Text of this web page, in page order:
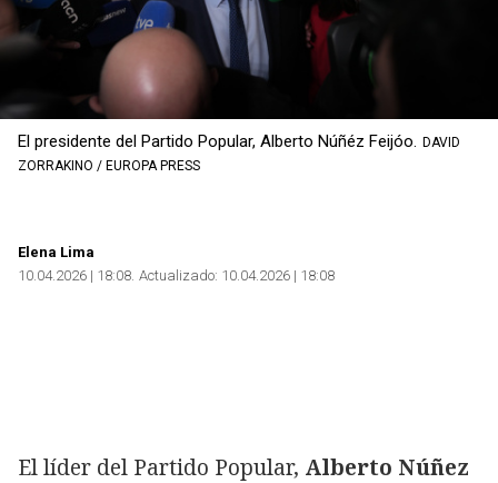
Copiar
El presidente del Partido Popular, Alberto Núñéz Feijóo. DAVID
ZORRAKINO / EUROPA PRESS
Elena Lima
10.04.2026 | 18:08 Actualizado: 10.04.2026 | 18:08
El líder del Partido Popular, Alberto Núñez